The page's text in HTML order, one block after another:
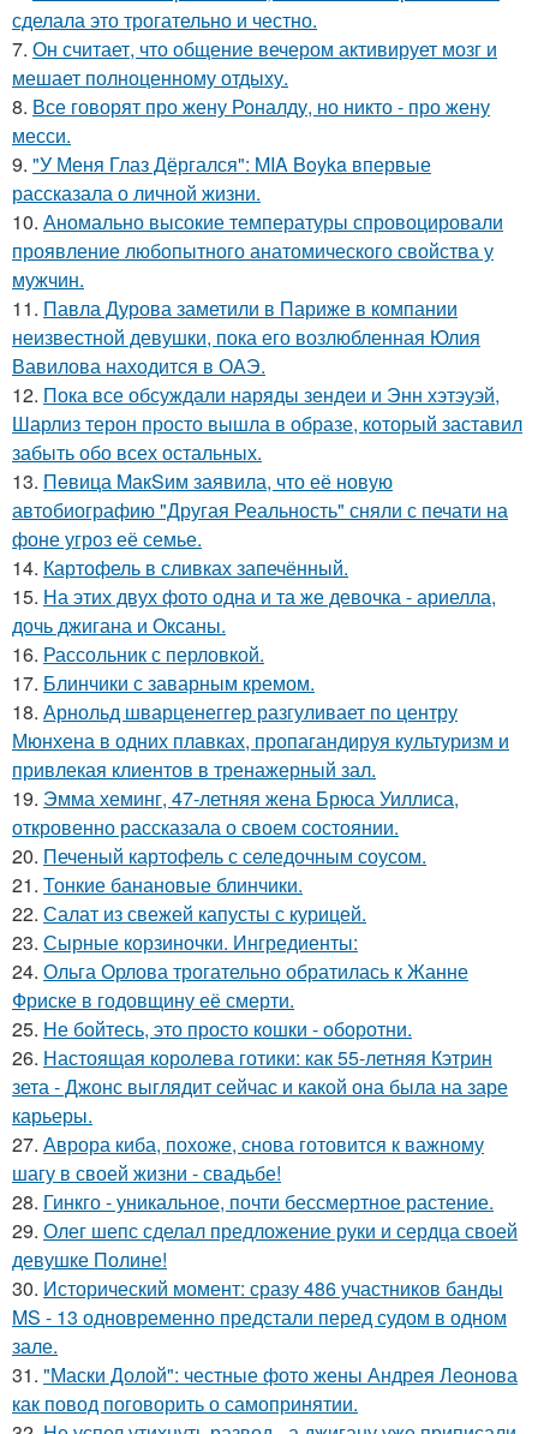
сделала это трогательно и честно.
7. Он считает, что общение вечером активирует мозг и
мешает полноценному отдыху.
8. Все говорят про жену Роналду, но никто - про жену
месси.
9. "У Меня Глаз Дёргался": MIA Boyka впервые
рассказала о личной жизни.
10. Аномально высокие температуры спровоцировали
проявление любопытного анатомического свойства у
мужчин.
11. Павла Дурова заметили в Париже в компании
неизвестной девушки, пока его возлюбленная Юлия
Вавилова находится в ОАЭ.
12. Пока все обсуждали наряды зендеи и Энн хэтэуэй,
Шарлиз терон просто вышла в образе, который заставил
забыть обо всех остальных.
13. Пeвица MакSим заявила, что её новую
автобиографию "Другая Реальность" сняли с печати на
фоне угроз её семье.
14. Картофель в сливках запечённый.
15. На этих двух фото одна и та же девочка - ариелла,
дочь джигана и Оксаны.
16. Рассольник с перловкой.
17. Блинчики с заварным кремом.
18. Арнольд шварценеггер разгуливает по центру
Мюнхена в одних плавках, пропагандируя культуризм и
привлекая клиентов в тренажерный зал.
19. Эмма хеминг, 47-летняя жена Брюса Уиллиса,
откровенно рассказала о своем состоянии.
20. Печеный картофель с селедочным соусом.
21. Тонкие банановые блинчики.
22. Салат из свежей капусты с курицей.
23. Сырные корзиночки. Ингредиенты:
24. Ольга Орлова трогательно обратилась к Жанне
Фриске в годовщину её смерти.
25. Не бойтесь, это просто кошки - оборотни.
26. Настоящая королева готики: как 55-летняя Кэтрин
зета - Джонс выглядит сейчас и какой она была на заре
карьеры.
27. Аврора киба, похоже, снова готовится к важному
шагу в своей жизни - свадьбе!
28. Гинкго - уникальное, почти бессмертное растение.
29. Олег шепс сделал предложение руки и сердца своей
девушке Полине!
30. Исторический момент: сразу 486 участников банды
MS - 13 одновременно предстали перед судом в одном
зале.
31. "Маски Долой": честные фото жены Андрея Леонова
как повод поговорить о самопринятии.